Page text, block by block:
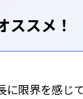
ススメ！
に限界を感じ